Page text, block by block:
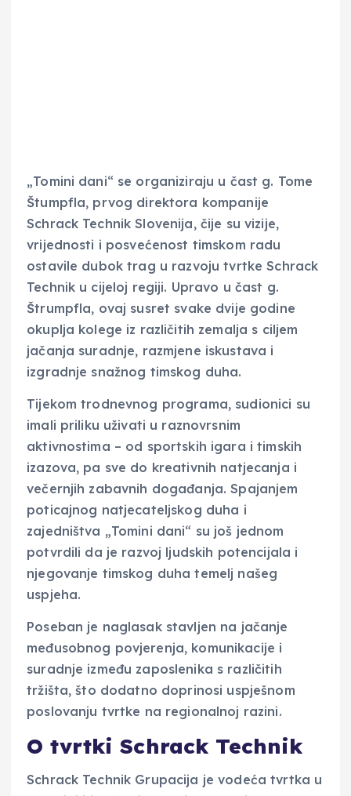
„Tomini dani“ se organiziraju u čast g. Tome
Štumpfla, prvog direktora kompanije
Schrack Technik Slovenija, čije su vizije,
vrijednosti i posvećenost timskom radu
ostavile dubok trag u razvoju tvrtke Schrack
Technik u cijeloj regiji. Upravo u čast g.
Štrumpfla, ovaj susret svake dvije godine
okuplja kolege iz različitih zemalja s ciljem
jačanja suradnje, razmjene iskustava i
izgradnje snažnog timskog duha.
Tijekom trodnevnog programa, sudionici su
imali priliku uživati u raznovrsnim
aktivnostima – od sportskih igara i timskih
izazova, pa sve do kreativnih natjecanja i
večernjih zabavnih događanja. Spajanjem
poticajnog natjecateljskog duha i
zajedništva „Tomini dani“ su još jednom
potvrdili da je razvoj ljudskih potencijala i
njegovanje timskog duha temelj našeg
uspjeha.
Poseban je naglasak stavljen na jačanje
međusobnog povjerenja, komunikacije i
suradnje između zaposlenika s različitih
tržišta, što dodatno doprinosi uspješnom
poslovanju tvrtke na regionalnoj razini.
O tvrtki Schrack Technik
Schrack Technik Grupacija je vodeća tvrtka u